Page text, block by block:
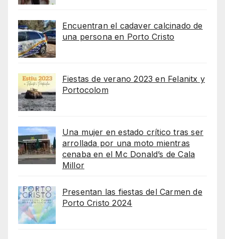
Encuentran el cadaver calcinado de
una persona en Porto Cristo
Fiestas de verano 2023 en Felanitx y
Portocolom
Una mujer en estado crítico tras ser
arrollada por una moto mientras
cenaba en el Mc Donald’s de Cala
Millor
Presentan las fiestas del Carmen de
Porto Cristo 2024